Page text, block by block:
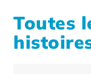
Toutes